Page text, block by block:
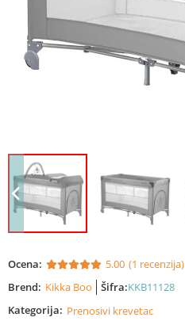
Ocena: 5.00 (1 recenzija)
Brend: Kikka Boo Šifra:KKB11128
Kategorija: Prenosivi krevetac